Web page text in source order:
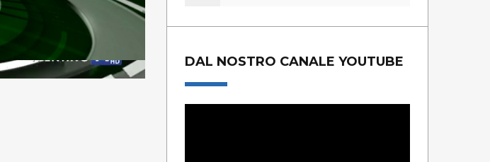
DAL NOSTRO CANALE YOUTUBE